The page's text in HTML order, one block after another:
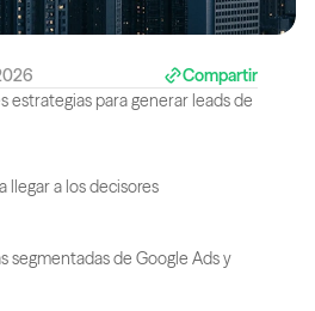
Compartir
estrategias para generar leads de
llegar a los decisores
segmentadas de Google Ads y